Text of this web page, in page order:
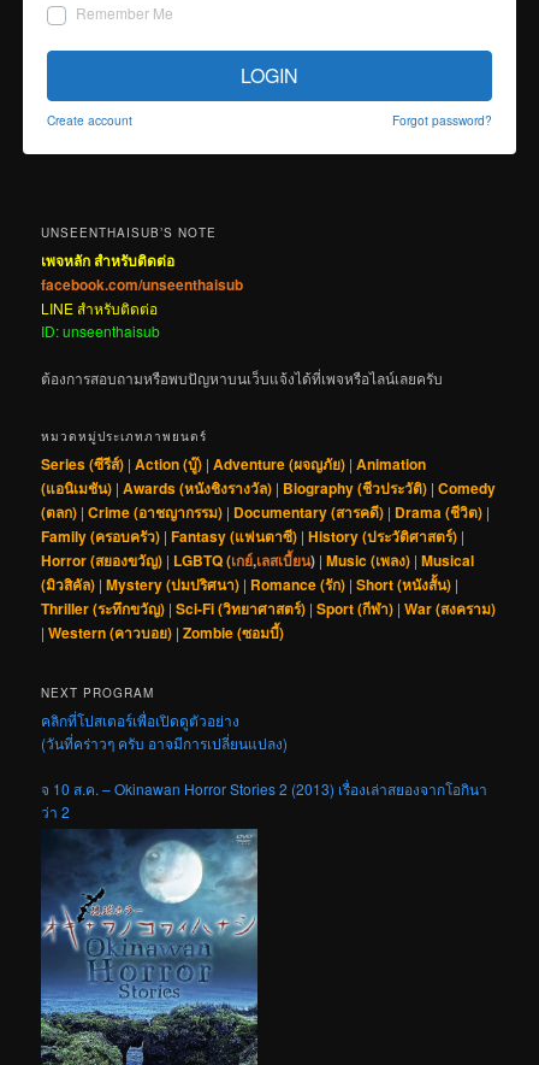
Remember Me
LOGIN
Create account Forgot password?
UNSEENTHAISUB’S NOTE
เพจหลัก สำหรับติดต่อ
facebook.com/unseenthaisub
LINE สำหรับติดต่อ
ID: unseenthaisub
ต้องการสอบถามหรือพบปัญหาบนเว็บแจ้งได้ที่เพจหรือไลน์เลยครับ
หมวดหมู่ประเภทภาพยนตร์
Series (ซีรีส์) |Action (บู๊) |Adventure (ผจญภัย) |Animation
(แอนิเมชัน) |Awards (หนังชิงรางวัล) | Biography (ชีวประวัติ) |Comedy
(ตลก) |Crime (อาชญากรรม) | Documentary (สารคดี) | Drama (ชีวิต) |
Family (ครอบครัว) |Fantasy (แฟนตาซี) |History (ประวัติศาสตร์) |
Horror (สยองขวัญ) | LGBTQ (เกย์,เลสเบี้ยน) |Music (เพลง) |Musical
(มิวสิคัล) |Mystery (ปมปริศนา) | Romance (รัก) |Short (หนังสั้น) |
Thriller (ระทึกขวัญ) |Sci-Fi (วิทยาศาสตร์) |Sport (กีฬา) |War (สงคราม)
|Western (คาวบอย) |Zombie (ซอมบี้)
NEXT PROGRAM
คลิกที่โปสเตอร์เพื่อเปิดดูตัวอย่าง
(วันที่คร่าวๆ ครับ อาจมีการเปลี่ยนแปลง)
จ 10 ส.ค. – Okinawan Horror Stories 2 (2013) เรื่องเล่าสยองจากโอกินา
ว่า 2